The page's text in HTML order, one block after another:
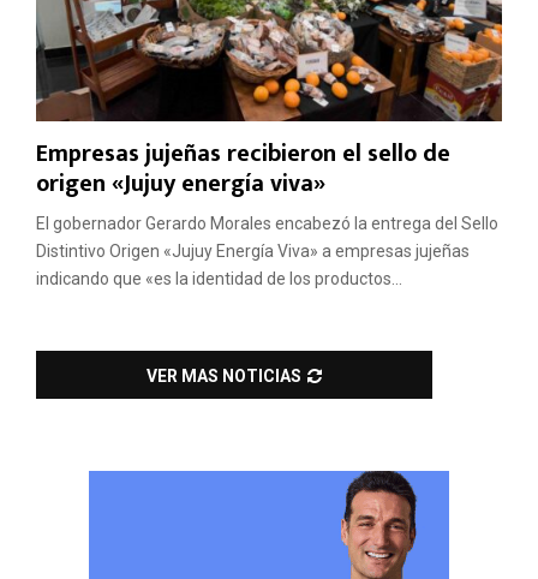
Empresas jujeñas recibieron el sello de
origen «Jujuy energía viva»
El gobernador Gerardo Morales encabezó la entrega del Sello
Distintivo Origen «Jujuy Energía Viva» a empresas jujeñas
indicando que «es la identidad de los productos...
VER MAS NOTICIAS